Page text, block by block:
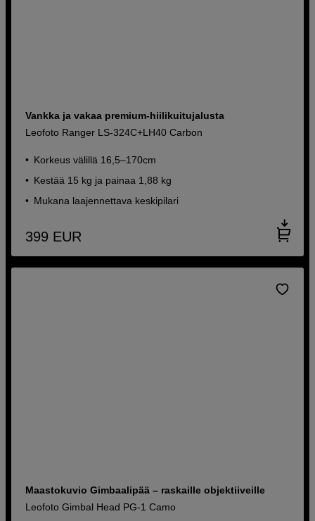
Vankka ja vakaa premium-hiilikuitujalusta
Leofoto Ranger LS-324C+LH40 Carbon
Korkeus välillä 16,5–170cm
Kestää 15 kg ja painaa 1,88 kg
Mukana laajennettava keskipilari
399 EUR
Maastokuvio Gimbaalipää – raskaille objektiiveille
Leofoto Gimbal Head PG-1 Camo